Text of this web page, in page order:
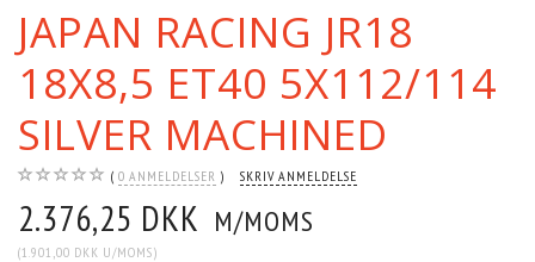
JAPAN RACING JR18
18X8,5 ET40 5X112/114
SILVER MACHINED
0 ANMELDELSER SKRIV ANMELDELSE
2.376,25 DKK M/MOMS
(1.901,00 DKK U/MOMS)